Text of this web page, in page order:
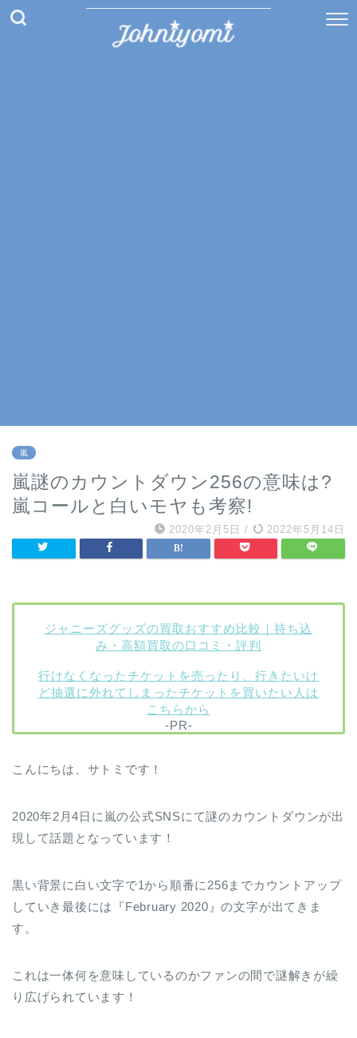
嵐
嵐謎のカウントダウン256の意味は?
嵐コールと白いモヤも考察!
2020年2月5日 / 2022年5月14日
ジャニーズグッズの買取おすすめ比較｜持ち込
み・高額買取の口コミ・評判
行けなくなったチケットを売ったり、行きたいけ
ど抽選に外れてしまったチケットを買いたい人は
こちらから
-PR-
こんにちは、サトミです！
2020年2月4日に嵐の公式SNSにて謎のカウントダウンが出
現して話題となっています！
黒い背景に白い文字で1から順番に256までカウントアップ
していき最後には『February 2020』の文字が出てきま
す。
これは一体何を意味しているのかファンの間で謎解きが繰
り広げられています！